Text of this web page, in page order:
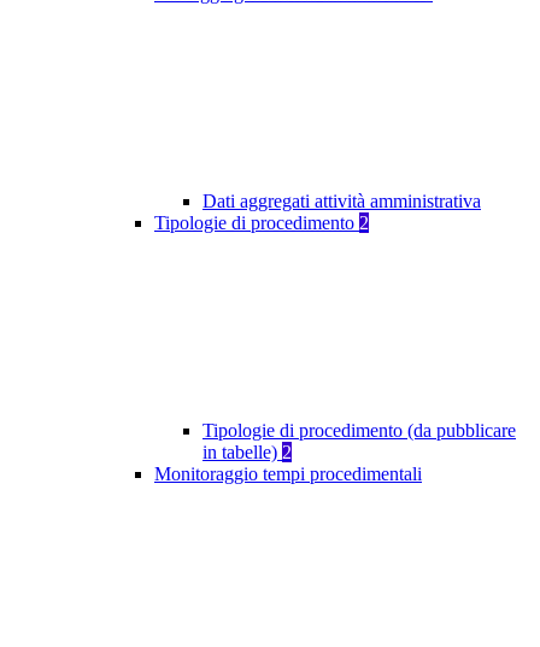
Dati aggregati attività amministrativa
Tipologie di procedimento 2
Tipologie di procedimento (da pubblicare
in tabelle) 2
Monitoraggio tempi procedimentali